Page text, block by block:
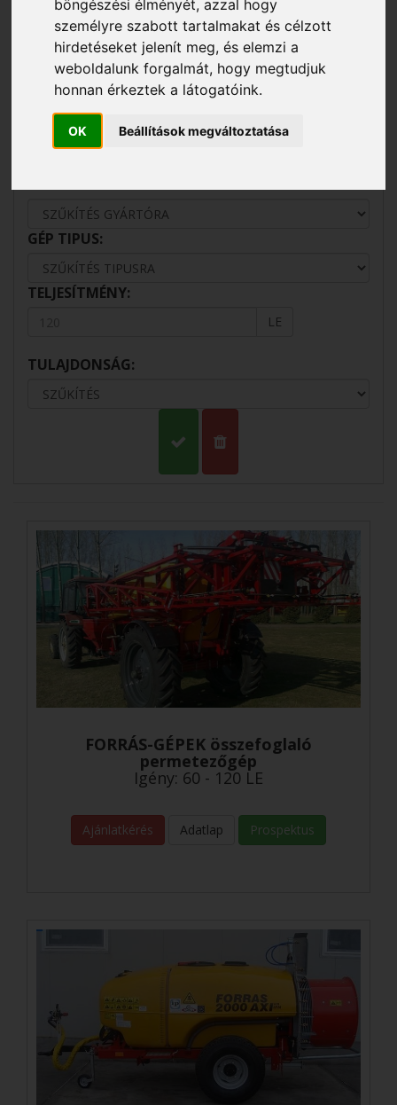
böngészési élményét, azzal hogy
személyre szabott tartalmakat és célzott
hirdetéseket jelenít meg, és elemzi a
weboldalunk forgalmát, hogy megtudjuk
honnan érkeztek a látogatóink.
OK Beállítások megváltoztatása
profitnövekedést érhet el ezáltal.
AZ EAGRO KFT
MEZŐGAZDASÁGI
GÉPKÍNÁLATA
GÉP TIPUS:
TELJESÍTMÉNY:
LE
TULAJDONSÁG:
FORRÁS-GÉPEK összefoglaló
permetezőgép
Igény: 60 - 120 LE
Ajánlatkérés Adatlap Prospektus